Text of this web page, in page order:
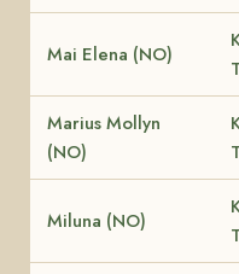
Mai Elena (NO)
Marius Mollyn
(NO)
Miluna (NO)